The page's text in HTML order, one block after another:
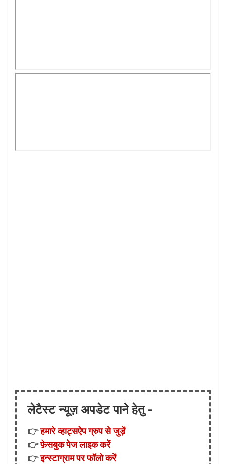
लेटैस्ट न्यूज़ अपडेट पाने हेतु -
👉हमारे व्हाट्सऐप ग्रुप से जुड़ें
👉फ़ेसबुक पेज लाइक करें
👉इन्स्टाग्राम पर फॉलो करें